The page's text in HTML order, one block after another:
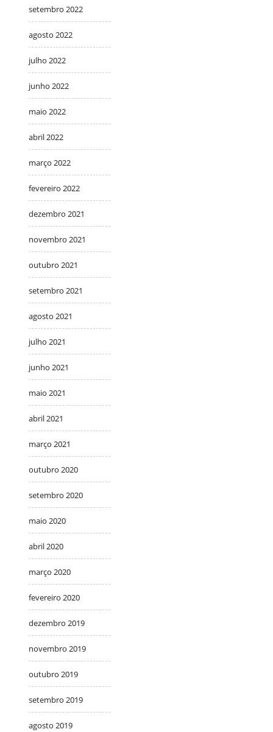
setembro 2022
agosto 2022
julho 2022
junho 2022
maio 2022
abril 2022
março 2022
fevereiro 2022
dezembro 2021
novembro 2021
outubro 2021
setembro 2021
agosto 2021
julho 2021
junho 2021
maio 2021
abril 2021
março 2021
outubro 2020
setembro 2020
maio 2020
abril 2020
março 2020
fevereiro 2020
dezembro 2019
novembro 2019
outubro 2019
setembro 2019
agosto 2019